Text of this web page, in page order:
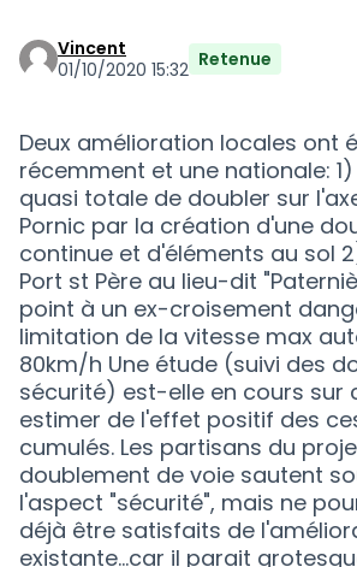
Vincent
01/10/2020 15:32 Retenue
Deux amélioration locales ont
récemment et une nationale:
quasi totale de doubler sur
Pornic par la création d'une
continue et d'éléments au sol
Port st Père au lieu-dit
point à un ex-croisement
limitation de la vitesse max
80km/h Une étude (suivi des
sécurité) est-elle en cours sur
estimer de l'effet positif des
cumulés. Les partisans du
doublement de voie sautent
l'aspect "sécurité", mais ne
déjà être satisfaits de
existante...car il parait